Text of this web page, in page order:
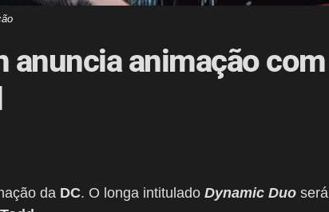
anuncia animação com
da DC. O longa intitulado Dynamic Duo será